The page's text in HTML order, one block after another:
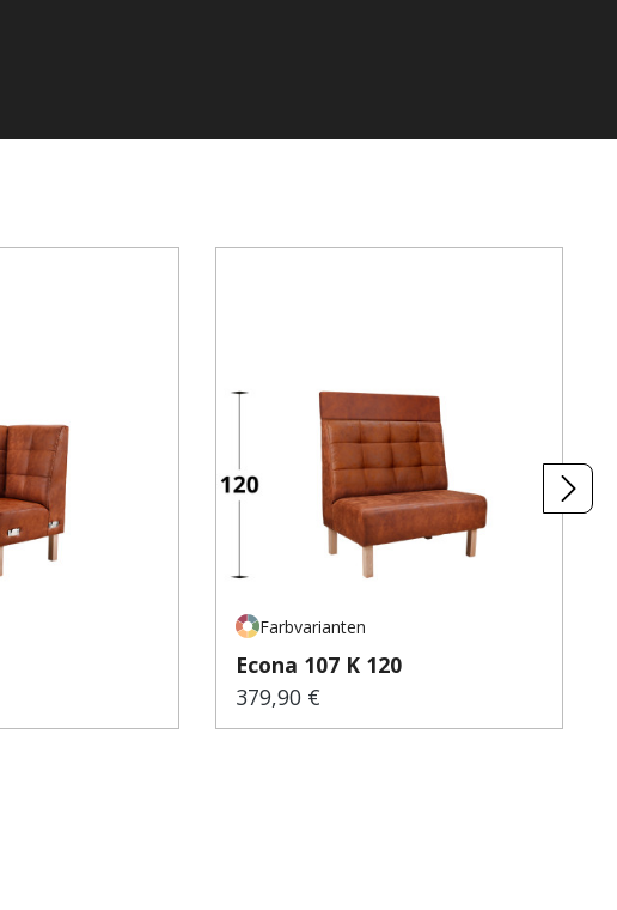
Farbvarianten
Econa 107 K 120
Regulärer Preis:
379,90 €